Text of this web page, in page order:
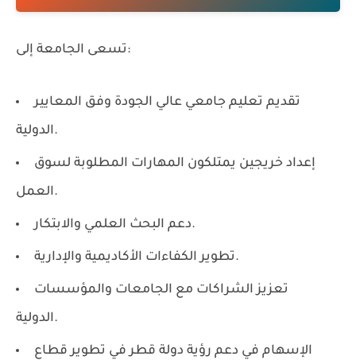
تسعى الجامعة إلى:
تقديم تعليم جامعي عالي الجودة وفق المعايير
الدولية.
إعداد خريجين يمتلكون المهارات المطلوبة لسوق
العمل.
دعم البحث العلمي والابتكار.
تطوير الكفاءات الأكاديمية والإدارية.
تعزيز الشراكات مع الجامعات والمؤسسات
الدولية.
الإسهام في دعم رؤية دولة قطر في تطوير قطاع